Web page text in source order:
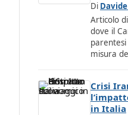
Di
Articolo
dove il
misura
Crisi
in Italia